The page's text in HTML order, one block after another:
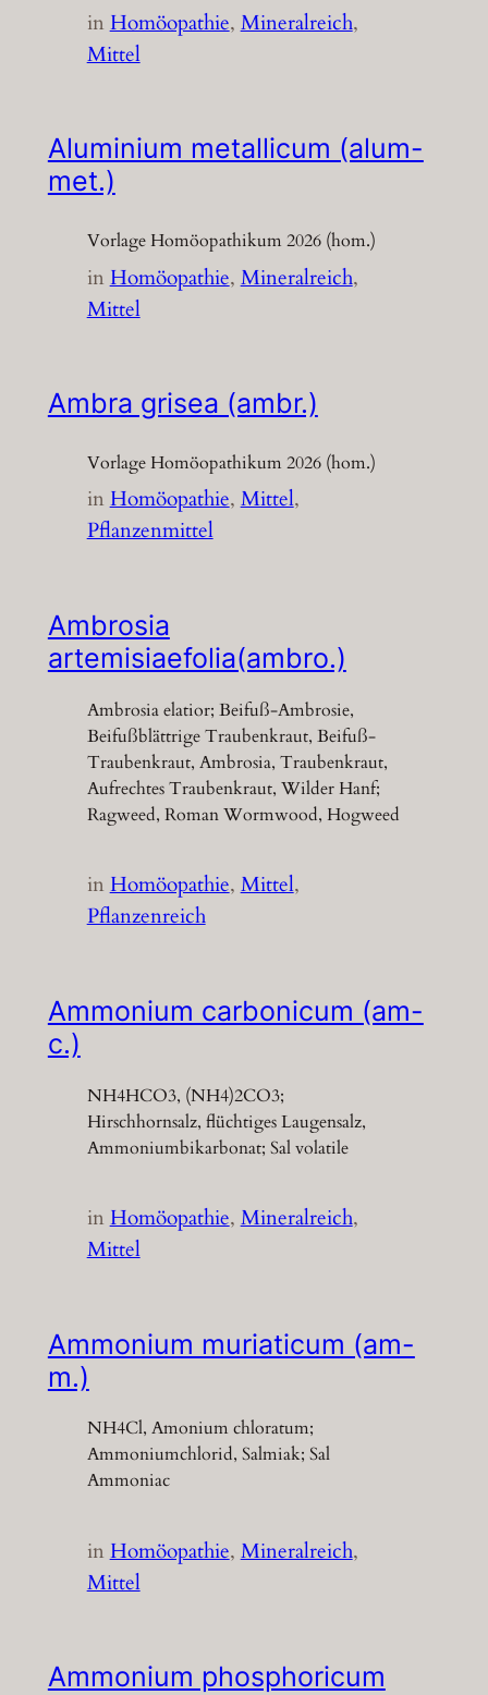
inHomöopathie, Mineralreich
Mittel
Aluminium metallicum (alum-
met.)
Vorlage Homöopathikum 2026 (hom.)
inHomöopathie, Mineralreich
Mittel
Ambra grisea (ambr.)
Vorlage Homöopathikum 2026 (hom.)
inHomöopathie, Mittel
Pflanzenmittel
Ambrosia
artemisiaefolia(ambro.)
Ambrosia elatior; Beifuß-Ambrosie,
Beifußblättrige Traubenkraut, Beifuß-
Traubenkraut, Ambrosia, Traubenkraut,
Aufrechtes Traubenkraut, Wilder Hanf;
Ragweed, Roman Wormwood, Hogweed
inHomöopathie, Mittel
Pflanzenreich
Ammonium carbonicum (am-
c.)
NH4HCO3, (NH4)2CO3;
Hirschhornsalz, flüchtiges Laugensalz,
Ammoniumbikarbonat; Sal volatile
inHomöopathie, Mineralreich
Mittel
Ammonium muriaticum (am-
m.)
NH4Cl, Amonium chloratum;
Ammoniumchlorid, Salmiak; Sal
Ammoniac
inHomöopathie, Mineralreich
Mittel
Ammonium phosphoricum